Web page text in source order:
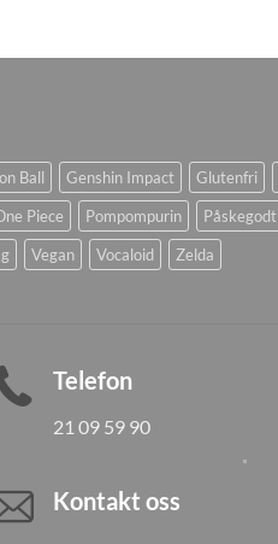
Ball Genshin Impact Glutenfri
Piece Pompompurin Påskegodt
Vegan Vocaloid Zelda
Telefon
21 09 59 90
Kontakt oss